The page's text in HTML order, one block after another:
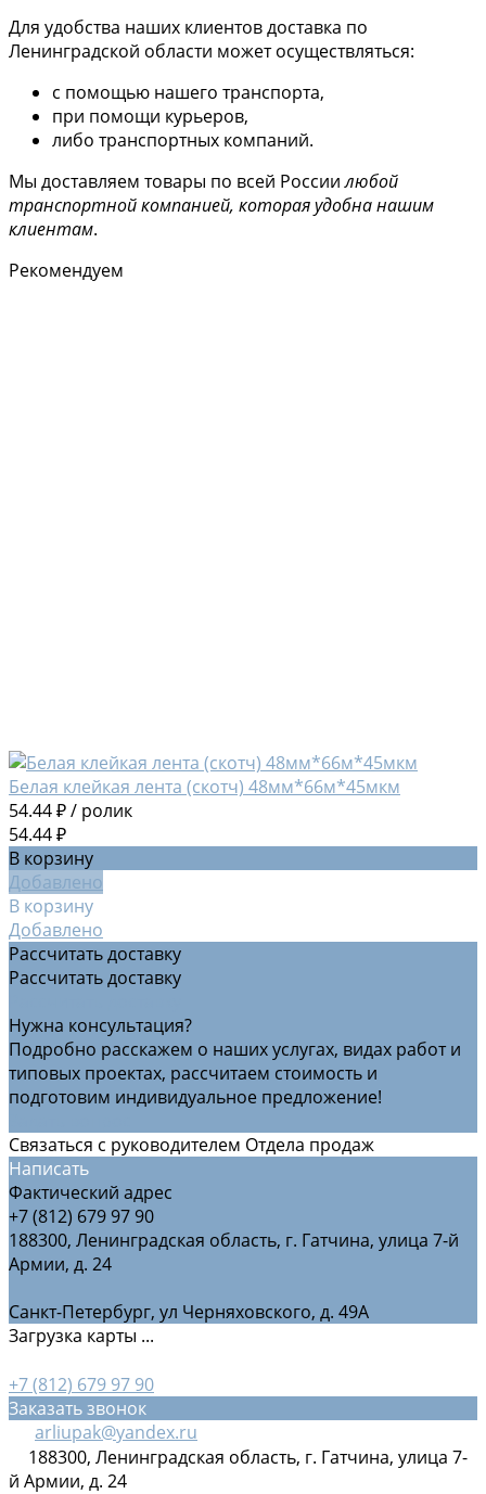
Для удобства наших клиентов доставка по
Ленинградской области может осуществляться:
с помощью нашего транспорта,
при помощи курьеров,
либо транспортных компаний.
Мы доставляем товары по всей Россиилюбой
транспортной компанией, которая удобна нашим
клиентам.
Рекомендуем
Белая клейкая лента (скотч) 48мм*66м*45мкм
54.44 ₽/ ролик
54.44 ₽
В корзину
Добавлено
В корзину
Добавлено
Рассчитать доставку
Рассчитать доставку
Нужна консультация?
Подробно расскажем о наших услугах, видах работ и
типовых проектах, рассчитаем стоимость и
подготовим индивидуальное предложение!
Связаться с руководителем Отдела продаж
Написать
Фактический адрес
+7 (812) 679 97 90
188300, Ленинградская область, г. Гатчина, улица 7-й
Армии, д. 24
Санкт-Петербург, ул Черняховского, д. 49А
Загрузка карты ...
+7 (812) 679 97 90
Заказать звонок
arliupak@yandex.ru
188300, Ленинградская область, г. Гатчина, улица 7-
й Армии, д. 24